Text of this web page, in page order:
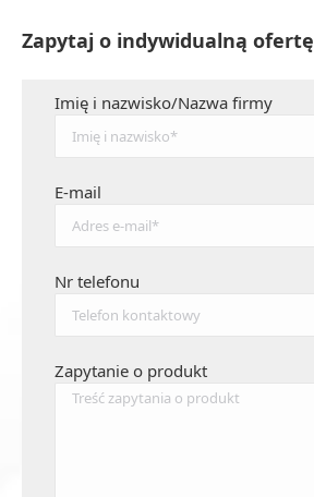
Zapytaj o indywidualną ofertę
Imię i nazwisko/Nazwa firmy
E-mail
Nr telefonu
Zapytanie o produkt